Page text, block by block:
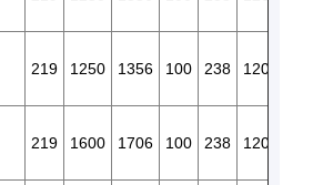
219 1250 1356 100 238 120
219 1600 1706 100 238 120